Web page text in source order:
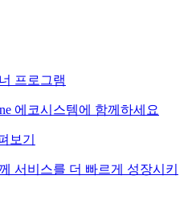
프로그램
에코시스템에 함께하세요
보기
서비스를 더 빠르게 성장시키